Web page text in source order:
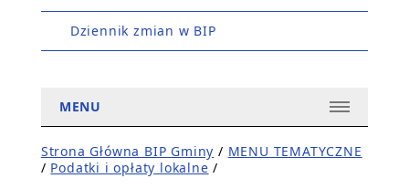
Dziennik zmian w BIP
MENU
Strona Główna BIP Gminy / MENU TEMATYCZNE
/ Podatki i opłaty lokalne /